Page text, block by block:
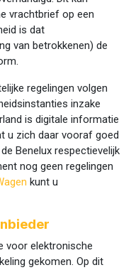
vrachtbrief op een
is dat
van betrokkenen) de
regelingen volgen
inzake
is digitale informatie
u zich daar vooraf goed
Benelux respectievelijk
nog geen regelingen
kunt u
voor elektronische
gekomen. Op dit